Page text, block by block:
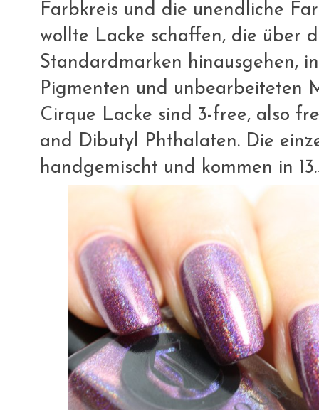
Farbkreis und die unendliche
wollte Lacke schaffen, die über
Standardmarken hinausgehen,
Pigmenten und unbearbeiteten
Cirque Lacke sind 3-free, also
and Dibutyl Phthalaten. Die
handgemischt und kommen in